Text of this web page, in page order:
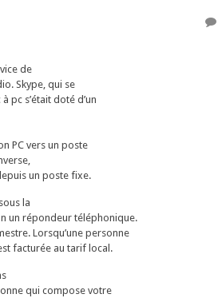
de
Skype, qui se
pc s’était doté d’un
PC vers un poste
un poste fixe.
la
un répondeur téléphonique.
Lorsqu’une personne
facturée au tarif local.
qui compose votre